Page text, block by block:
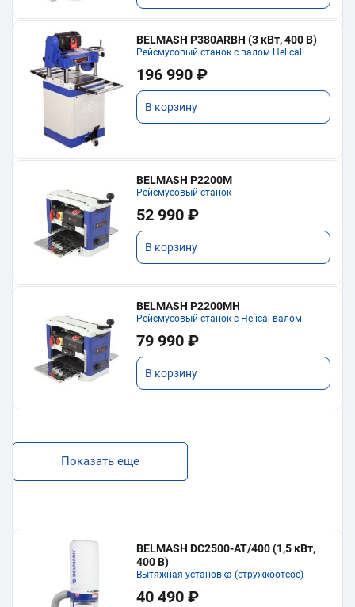
BELMASH P380ARBH (3 кВт, 400 В)
Рейсмусовый станок с валом Helical
196 990 ₽
В корзину
BELMASH P2200M
Рейсмусовый станок
52 990 ₽
В корзину
BELMASH P2200MH
Рейсмусовый станок с Helical валом
79 990 ₽
В корзину
Показать еще
BELMASH DC2500-AT/400 (1,5 кВт,
400 В)
Вытяжная установка (стружкоотсос)
40 490 ₽